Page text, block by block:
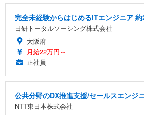
完全未経験からはじめるITエンジニア
日研トータルソーシング株式会社
大阪府
月給22万円～
正社員
公共分野のDX推進支援/セールスエンジ
NTT東日本株式会社